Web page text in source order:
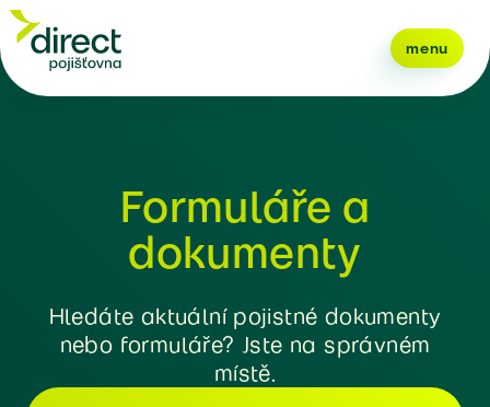
menu
Formuláře a
dokumenty
Hledáte aktuální pojistné dokumenty
nebo formuláře? Jste na správném
místě.